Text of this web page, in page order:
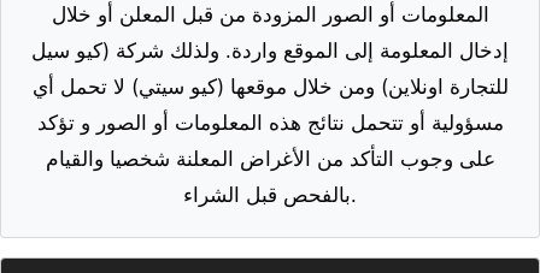
المعلومات أو الصور المزودة من قبل المعلن أو خلال
إدخال المعلومة إلى الموقع واردة. ولذلك شركة (كيو سيل
للتجارة اونلاين) ومن خلال موقعها (كيو سيتي) لا تحمل أي
مسؤولية أو تتحمل نتائج هذه المعلومات أو الصور و تؤكد
على وجوب التأكد من الأغراض المعلنة شخصيا والقيام
بالفحص قبل الشراء.